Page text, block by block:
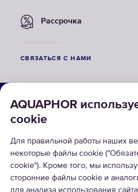
Рассрочка
СВЯЗАТЬСЯ С НАМИ
AQUAPHOR
cookie
Для правильной работы наших
некоторые файлы cookie
cookie"). Кроме того, мы
сторонние файлы cookie и
КАТАЛОГ
РЕШЕНИЯ
ВОЗВРАТ ТОВАРА